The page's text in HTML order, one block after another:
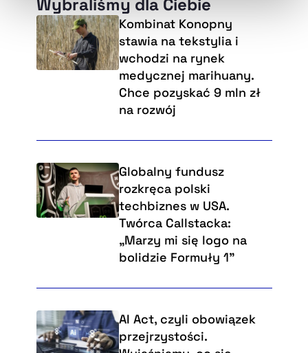
Wybraliśmy dla Ciebie
Kombinat Konopny
stawia na tekstylia i
wchodzi na rynek
medycznej marihuany.
Chce pozyskać 9 mln zł
na rozwój
Globalny fundusz
rozkręca polski
techbiznes w USA.
Twórca Callstacka:
„Marzy mi się logo na
bolidzie Formuły 1”
AI Act, czyli obowiązek
przejrzystości.